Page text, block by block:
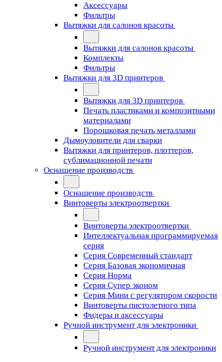
Аксессуары
Фильтры
Вытяжки для салонов красоты
Вытяжки для салонов красоты
Комплекты
Фильтры
Вытяжки для 3D принтеров
Вытяжки для 3D принтеров
Печать пластиками и композитными
материалами
Порошковая печать металлами
Дымоуловители для сварки
Вытяжки для принтеров, плоттеров,
сублимационной печати
Оснащение производств
Оснащение производств
Винтоверты электроотвертки
Винтоверты электроотвертки
Интеллектуальная программируемая
серия
Серия Современный стандарт
Серия Базовая экономичная
Серия Норма
Серия Cупер эконом
Серия Мини с регулятором скорости
Винтоверты пистолетного типа
Фидеры и аксессуары
Ручной инструмент для электроники
Ручной инструмент для электроники